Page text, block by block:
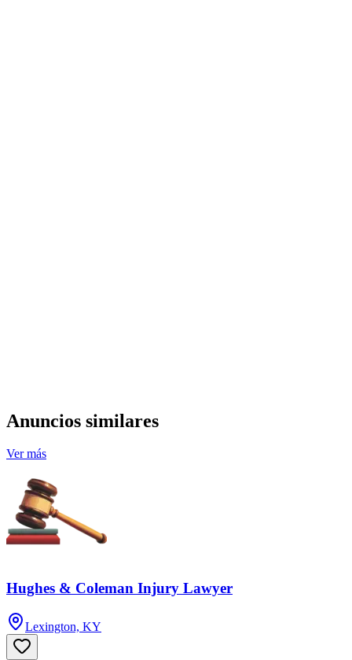
Anuncios similares
Ver más
Hughes & Coleman Injury Lawyer
Lexington, KY